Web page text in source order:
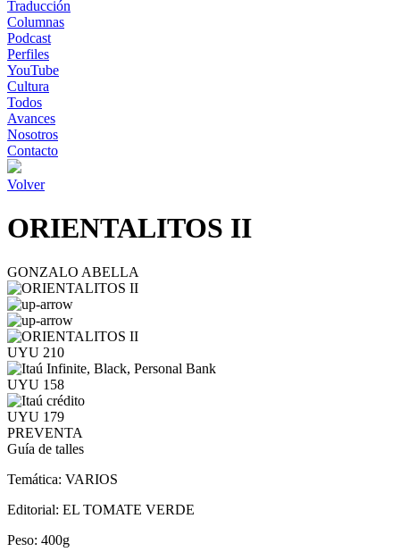
Traducción
Columnas
Podcast
Perfiles
YouTube
Cultura
Todos
Avances
Nosotros
Contacto
Volver
ORIENTALITOS II
GONZALO ABELLA
UYU 210
UYU 158
UYU 179
PREVENTA
Guía de talles
Temática: VARIOS
Editorial: EL TOMATE VERDE
Peso: 400g